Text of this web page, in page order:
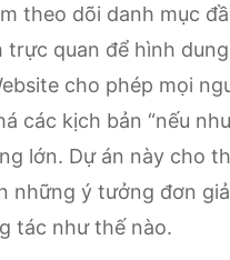
theo dõi danh mục
trực quan để hình
cho phép mọi
các kịch bản “nếu
lớn. Dự án này cho
những ý tưởng đơn
tác như thế nào.